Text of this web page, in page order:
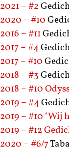
2021 – #2
2020 – #10
2016 – #11
2017 – #4
2017 – #10
2018 – #3
2018 – #10
2019 – #4
2019 – #10 ‘Wij
2019 – #12
2020 – #6/7